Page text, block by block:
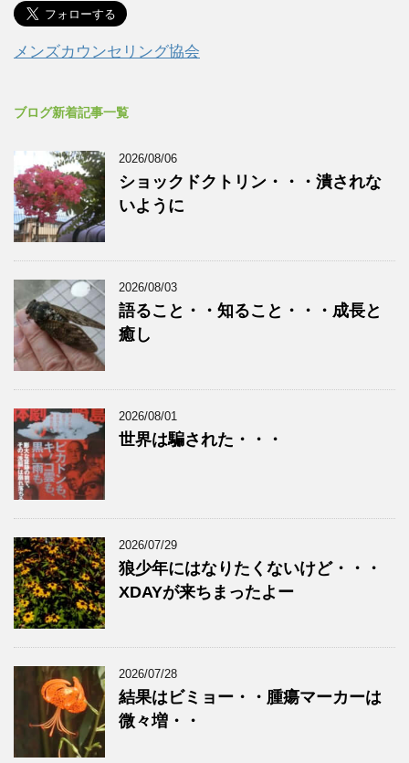
メンズカウンセリング協会
ブログ新着記事一覧
2026/08/06
ショックドクトリン・・・潰されな
いように
2026/08/03
語ること・・知ること・・・成長と
癒し
2026/08/01
世界は騙された・・・
2026/07/29
狼少年にはなりたくないけど・・・
XDAYが来ちまったよー
2026/07/28
結果はビミョー・・腫瘍マーカーは
微々増・・